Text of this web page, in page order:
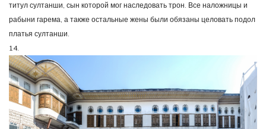
титул султанши, сын которой мог наследовать трон. Все наложницы и
рабыни гарема, а также остальные жены были обязаны целовать подол
платья султанши.
14.